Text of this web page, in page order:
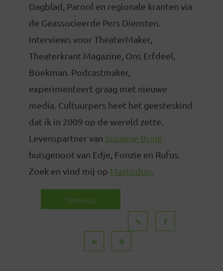
Dagblad, Parool en regionale kranten via
de Geassocieerde Pers Diensten.
Interviews voor TheaterMaker,
Theaterkrant Magazine, Ons Erfdeel,
Boekman. Podcastmaker,
experimenteert graag met nieuwe
media. Cultuurpers heet het geesteskind
dat ik in 2009 op de wereld zette.
Levenspartner van Suzanne Brink
huisgenoot van Edje, Fonzie en Rufus.
Zoek en vind mij op Mastodon
TOON ALLE